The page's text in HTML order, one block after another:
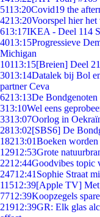
5113:20Covid19 the
4213:20Voorspel hier
613:17IKEA - Deel 114
4013:15Progressieve
Michigan
10113:15[Breien] Deel
3013:14Datalek bij Bol
partner Ceva
6213:13De
313:10Wel eens
3313:07Oorlog in
2813:02[SBS6] De
18213:01Boeken worden
12912:53Grote
2212:44Goodvibes topic
24712:41 Sophie Straat
11512:39[Apple TV] Met
7712:39Koopzegels
21912:39GR: Elk glas